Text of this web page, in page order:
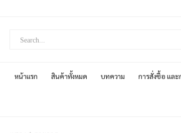
หน้าแรก สินค้าทั้งหมด บทความ การสั่งซื้อ และ